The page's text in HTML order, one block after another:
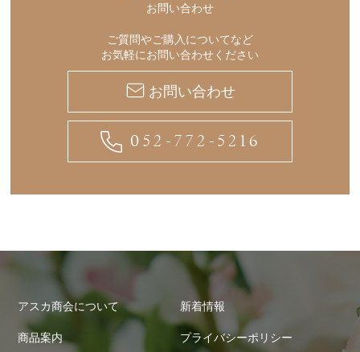
お問い合わせ
ご質問やご購入についてなど
お気軽にお問い合わせください
お問い合わせ
052-772-5216
アスカ商会について
商品案内
新着情報
プライバシーポリシー